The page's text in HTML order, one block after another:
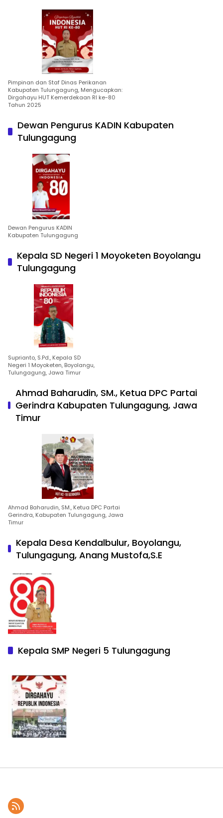
Pimpinan dan Staf Dinas Perikanan
Kabupaten Tulungagung, Mengucapkan:
Dirgahayu HUT Kemerdekaan RI ke-80
Tahun 2025
Dewan Pengurus KADIN Kabupaten
Tulungagung
Dewan Pengurus KADIN
Kabupaten Tulungagung
Kepala SD Negeri 1 Moyoketen Boyolangu
Tulungagung
Suprianto, S.Pd., Kepala SD
Negeri 1 Moyoketen, Boyolangu,
Tulungagung, Jawa Timur
Ahmad Baharudin, SM., Ketua DPC Partai
Gerindra Kabupaten Tulungagung, Jawa
Timur
Ahmad Baharudin, SM., Ketua DPC Partai
Gerindra, Kabupaten Tulungagung, Jawa
Timur
Kepala Desa Kendalbulur, Boyolangu,
Tulungagung, Anang Mustofa,S.E
Kepala SMP Negeri 5 Tulungagung